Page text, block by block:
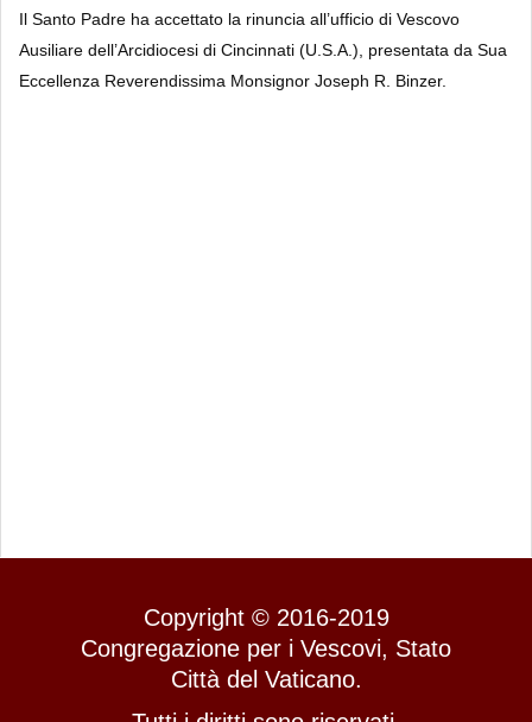
Il Santo Padre ha accettato la rinuncia all’ufficio di Vescovo
Ausiliare dell’Arcidiocesi di Cincinnati (U.S.A.), presentata da Sua
Eccellenza Reverendissima Monsignor Joseph R. Binzer.
Copyright © 2016-2019
Congregazione per i Vescovi, Stato
Città del Vaticano.